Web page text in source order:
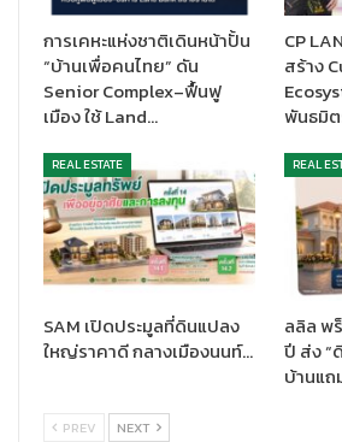
โดยประสานงานกับศูนย์พัฒนาพันธุ์พืชจักร
เชียงราย เพื่อขอรับพระราชทานเมล็ดพันธุ์
ราชเจ้า กรมสมเด็จพระเทพรัตนราชสุดาฯ
อยู่อาศัยในโครงการของการเคหะแห่งชาติ
นำร่อง 10 โครงการ มีสมาชิกที่เข้ารับพระร
จำนวน 143 คน ได้แก่ โครงการบ้านเอื้ออาทร
โครงการบ้านเอื้ออาทรบึงกุ่ม จำนวน 6 คน โ
คน โครงการบ้านเอื้ออาทรคลอง 10/2 จำนว
การเคหะแห่งชาติเดินหน้าปั้น
“บ้านเพื่อคนไทย” ดัน
Senior Complex–ฟื้นฟู
เมือง ใช้ Land…
CP
สร้าง
พันธมิ
REAL ESTATE
SAM เปิดประมูลที่ดินแปลง
ใหญ่ราคาดี กลางเมืองนนท์…
REAL
ลลิล พ
ปี ส่ง “
บ้านแถ
PREV NEXT